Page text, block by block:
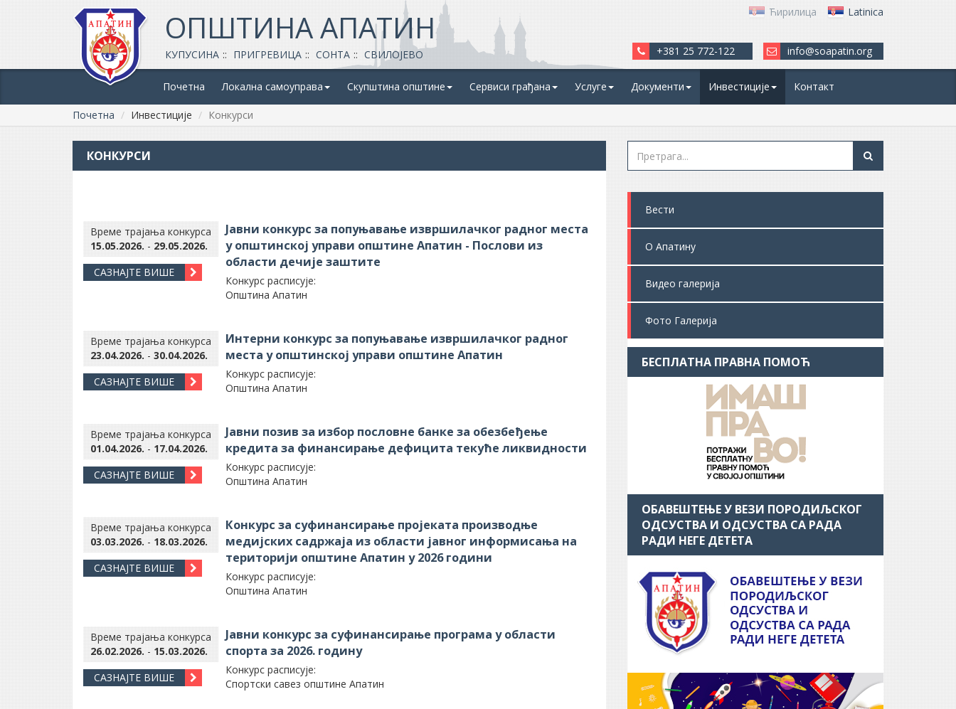
ОПШТИНА АПАТИН
КУПУСИНА ПРИГРЕВИЦА СОНТА СВИЛОЈЕВО
Ћирилица Latinica
+381 25 772-122 info@soapatin.org
Почетна Локална самоуправа Скупштина општине Сервиси грађана Услуге Документи Инвестиције Контакт
Почетна Инвестиције Конкурси
КОНКУРСИ
Време трајања конкурса
15.05.2026. - 29.05.2026.
САЗНАЈТЕ ВИШЕ
Јавни конкурс за попуњавање извршилачког радног места
у општинској управи општине Апатин - Послови из
области дечије заштите
Конкурс расписује:
Општина Апатин
Време трајања конкурса
23.04.2026. - 30.04.2026.
САЗНАЈТЕ ВИШЕ
Интерни конкурс за попуњавање извршилачког радног
места у општинској управи општине Апатин
Конкурс расписује:
Општина Апатин
Време трајања конкурса
01.04.2026. - 17.04.2026.
САЗНАЈТЕ ВИШЕ
Јавни позив за избор пословне банке за обезбеђење
кредита за финансирање дефицита текуће ликвидности
Конкурс расписује:
Општина Апатин
Време трајања конкурса
03.03.2026. - 18.03.2026.
САЗНАЈТЕ ВИШЕ
Конкурс за суфинансирање проjеката производње
медијских садржаја из области jавног информисања на
територији општине Апатин у 2026 години
Конкурс расписује:
Општина Апатин
Време трајања конкурса
26.02.2026. - 15.03.2026.
САЗНАЈТЕ ВИШЕ
Јавни конкурс за суфинансирање програма у области
спорта за 2026. годину
Конкурс расписује:
Спортски савез општине Апатин
Вести
О Апатину
Видео галерија
Фото Галерија
БЕСПЛАТНА ПРАВНА ПОМОЋ
ОБАВЕШТЕЊЕ У ВЕЗИ ПОРОДИЉСКОГ
ОДСУСТВА И ОДСУСТВА СА РАДА
РАДИ НЕГЕ ДЕТЕТА